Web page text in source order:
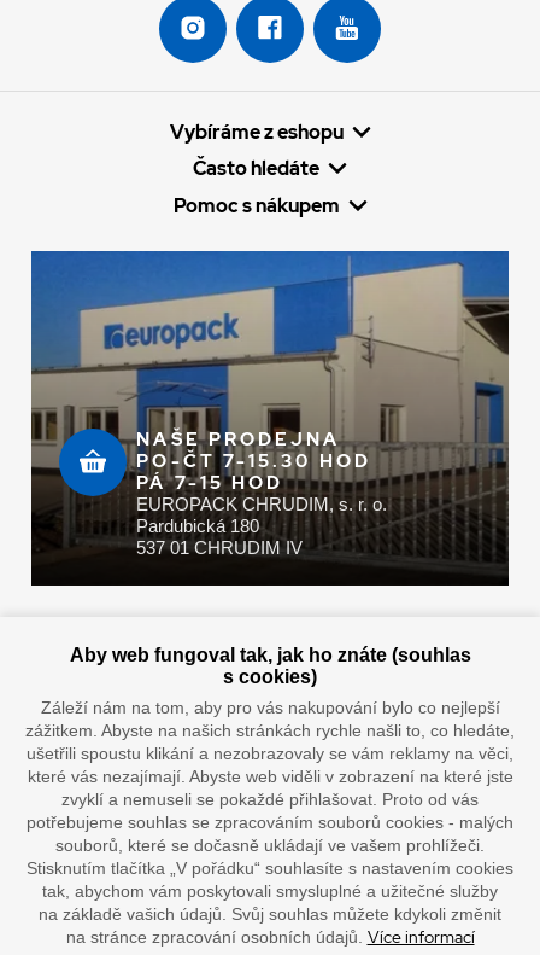
Vybíráme z eshopu
Často hledáte
Pomoc s nákupem
NAŠE PRODEJNA
PO-ČT 7-15.30 HOD
PÁ 7-15 HOD
EUROPACK CHRUDIM, s. r. o.
Pardubická 180
537 01 CHRUDIM IV
Doprava vaším oblíbeným dopravcem
Aby web fungoval tak, jak ho znáte (souhlas
s cookies)
Záleží nám na tom, aby pro vás nakupování bylo co nejlepší
zážitkem. Abyste na našich stránkách rychle našli to, co hledáte,
ušetřili spoustu klikání a nezobrazovaly se vám reklamy na věci,
které vás nezajímají. Abyste web viděli v zobrazení na které jste
zvyklí a nemuseli se pokaždé přihlašovat. Proto od vás
potřebujeme souhlas se zpracováním souborů cookies - malých
souborů, které se dočasně ukládají ve vašem prohlížeči.
Stisknutím tlačítka „V pořádku“ souhlasíte s nastavením cookies
tak, abychom vám poskytovali smysluplné a užitečné služby
na základě vašich údajů. Svůj souhlas můžete kdykoli změnit
na stránce zpracování osobních údajů. Více informací